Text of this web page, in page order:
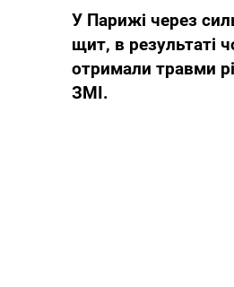
У Парижі через
щит, в результаті
отримали травми
ЗМІ.